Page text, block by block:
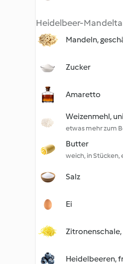
Heidelbeer-
Mandeln,
Zucker
Amaretto
Weizenmehl,
etwas mehr zum
Butter
weich, in
Salz
Ei
Heidelbeeren,